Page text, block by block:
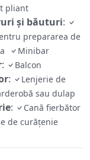
pliant
și băuturi:
prepararea de
Minibar
: Balcon
:
Lenjerie de
sau dulap
:
Cană fierbător
de curățenie